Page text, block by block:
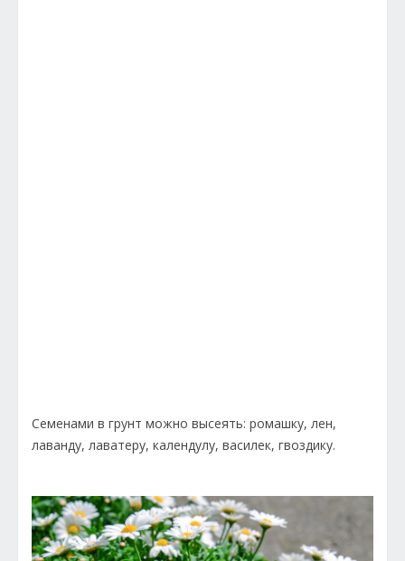
Семенами в грунт можно высеять: ромашку, лен,
лаванду, лаватеру, календулу, василек, гвоздику.